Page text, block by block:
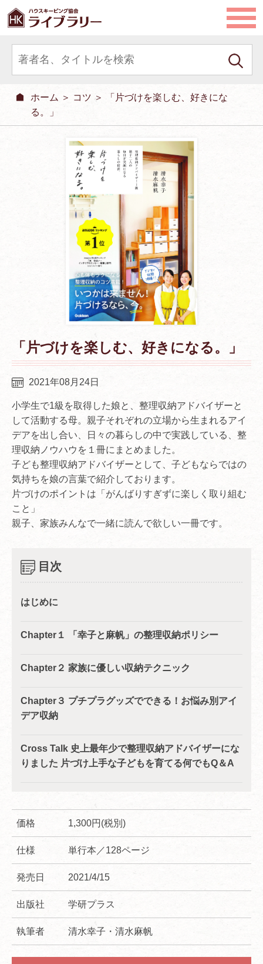
ホーム ＞ コツ ＞ 「片づけを楽しむ、好きにな
る。」
「片づけを楽しむ、好きになる。」
2021年08月24日
小学生で1級を取得した娘と、整理収納アドバイザーと
して活動する母。親子それぞれの立場から生まれるアイ
デアを出し合い、日々の暮らしの中で実践している、整
理収納ノウハウを１冊にまとめました。
子ども整理収納アドバイザーとして、子どもならではの
気持ちを娘の言葉で紹介しております。
片づけのポイントは「がんばりすぎずに楽しく取り組む
こと」
親子、家族みんなで一緒に読んで欲しい一冊です。
目次
はじめに
Chapter１ 「幸子と麻帆」の整理収納ポリシー
Chapter２ 家族に優しい収納テクニック
Chapter３ プチプラグッズでできる！お悩み別アイ
デア収納
Cross Talk 史上最年少で整理収納アドバイザーにな
りました 片づけ上手な子どもを育てる何でもQ＆A
価格 1,300円(税別)
仕様 単行本／128ページ
発売日 2021/4/15
出版社 学研プラス
執筆者 清水幸子・清水麻帆